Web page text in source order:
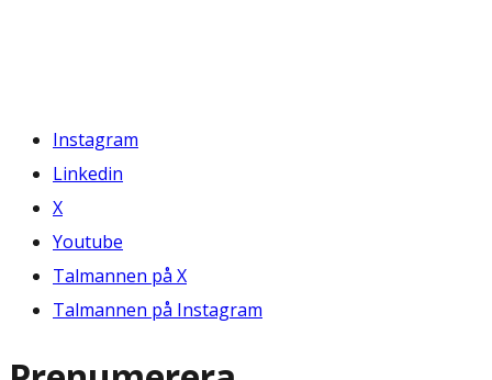
Instagram
Linkedin
X
Youtube
Talmannen på X
Talmannen på Instagram